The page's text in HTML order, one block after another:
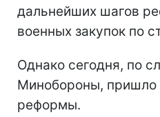
дальнейших шагов
военных закупок по
Однако сегодня, по
Минобороны,
реформы.